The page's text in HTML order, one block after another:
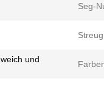
Seg-
und